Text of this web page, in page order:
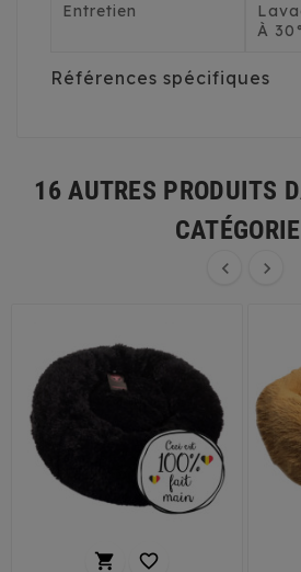
Entretien
À 30°
Références spécifiques
16 AUTRES PRODUITS
 
 